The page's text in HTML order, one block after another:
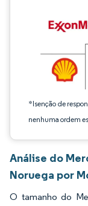
*Isenção de
nenhuma ordem
Análise do
Noruega por
O tamanho do